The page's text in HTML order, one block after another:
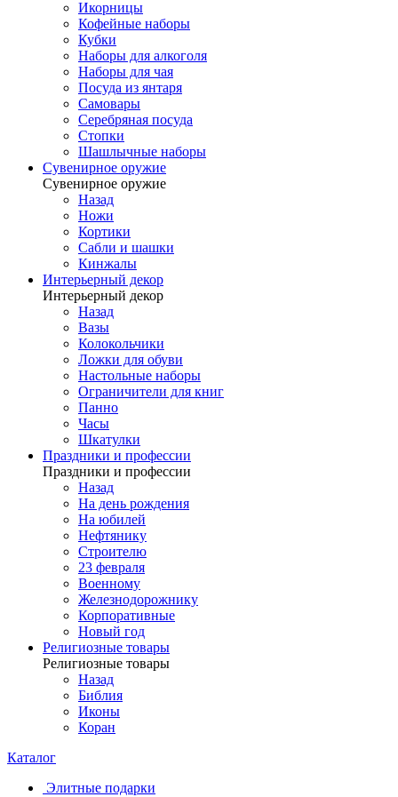
Икорницы
Кофейные наборы
Кубки
Наборы для алкоголя
Наборы для чая
Посуда из янтаря
Самовары
Серебряная посуда
Стопки
Шашлычные наборы
Сувенирное оружие
Сувенирное оружие
Назад
Ножи
Кортики
Сабли и шашки
Кинжалы
Интерьерный декор
Интерьерный декор
Назад
Вазы
Колокольчики
Ложки для обуви
Настольные наборы
Ограничители для книг
Панно
Часы
Шкатулки
Праздники и профессии
Праздники и профессии
Назад
На день рождения
На юбилей
Нефтянику
Строителю
23 февраля
Военному
Железнодорожнику
Корпоративные
Новый год
Религиозные товары
Религиозные товары
Назад
Библия
Иконы
Коран
Каталог
Элитные подарки